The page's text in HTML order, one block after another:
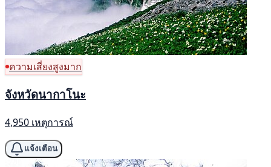
ความเสี่ยงสูงมาก
จังหวัดนากาโนะ
4,950 เหตุการณ์
แจ้งเตือน